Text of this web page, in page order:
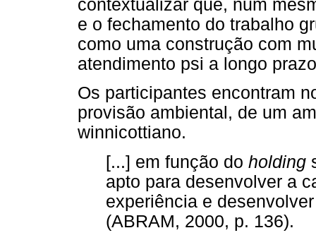
contextualizar que, num
e o fechamento do trabalho
como uma construção com
atendimento psi a longo
Os participantes encontram
provisão ambiental, de um
winnicottiano.
[...] em função do holding
apto para desenvolver a
experiência e
(ABRAM, 2000, p. 136).